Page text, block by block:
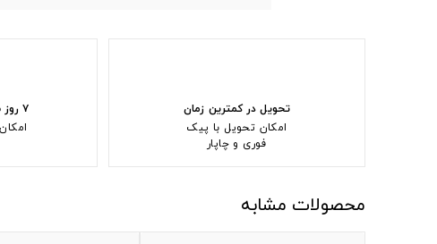
تحویل در کمترین زمان
امکان تحویل با پیک
فوری و چاپار
۷ روز ضمانت مرجوعی کالا
محصولات مشابه